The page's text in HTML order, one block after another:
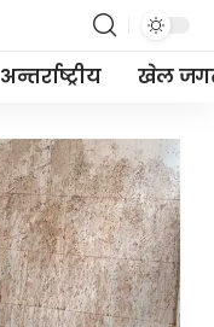
अन्तर्राष्ट्रीय खेल